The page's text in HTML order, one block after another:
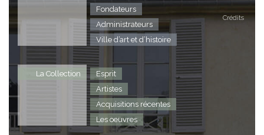
Crédits
Fondateurs
Administrateurs
Ville d’art et d’histoire
La Collection
Esprit
Artistes
Acquisitions récentes
Les oeuvres